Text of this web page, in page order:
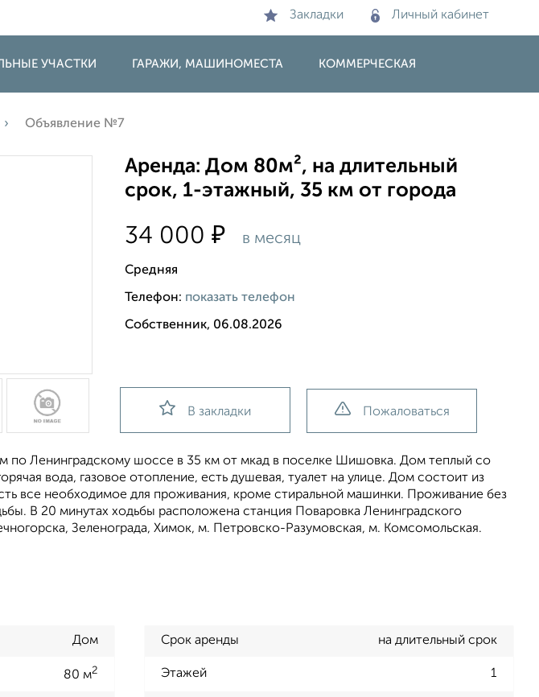
Закладки Личный кабинет
УЧАСТКИ ГАРАЖИ, МАШИНОМЕСТА КОММЕРЧЕСКАЯ
Объявление №7
Аренда: Дом 80м², на длительный
срок, 1-этажный, 35 км от города
34 000₽ в месяц
Средняя
Телефон: показать телефон
Собственник, 06.08.2026
В закладки Пожаловаться
по Ленинградскому шоссе в 35 км от мкад в поселке Шишовка. Дом теплый со
вода, газовое отопление, есть душевая, туалет на улице. Дом состоит из
все необходимое для проживания, кроме стиральной машинки. Проживание без
В 20 минутах ходьбы расположена станция Поваровка Ленинградского
Зеленограда, Химок, м. Петровско-Разумовская, м. Комсомольская.
Дом Срок аренды на длительный срок
80 м2 Этажей 1